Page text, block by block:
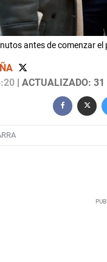
antes de comenzar
| ACTUALIZADO: 31